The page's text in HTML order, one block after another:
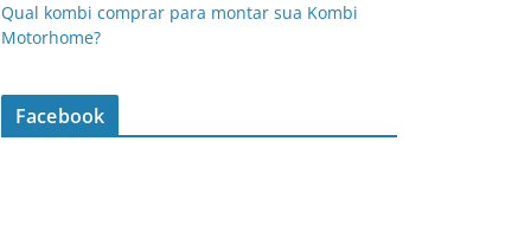
Qual kombi comprar para montar sua Kombi
Motorhome?
Facebook